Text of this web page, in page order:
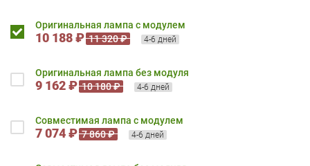
Оригинальная лампа с модулем
10 188 ₽ 11 320 ₽ 4-6 дней
Оригинальная лампа без модуля
9 162 ₽ 10 180 ₽ 4-6 дней
Совместимая лампа с модулем
7 074 ₽ 7 860 ₽ 4-6 дней